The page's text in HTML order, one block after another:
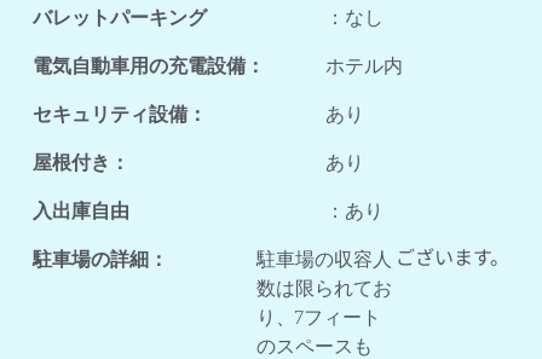
バレットパーキング
：なし
電気自動車用の充電設備：
ホテル内
セキュリティ設備：
あり
屋根付き：
あり
入出庫自由
：あり
駐車場の詳細：
駐車場の収容人
数は限られてお
り、7フィート
のスペースも
ございます。